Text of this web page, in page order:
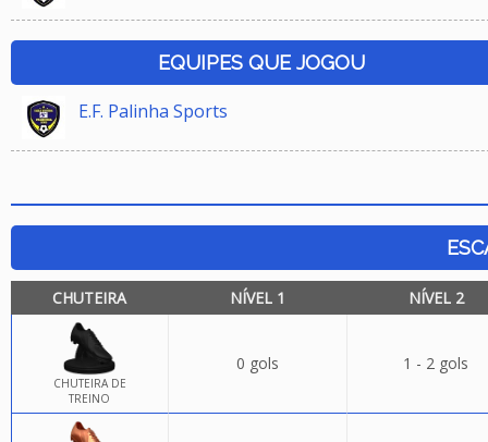
EQUIPES QUE JOGOU
E.F. Palinha Sports
CHUTEIRA NÍVEL 1 NÍVEL 2
CHUTEIRA DE
TREINO
0 gols 1 - 2 gols